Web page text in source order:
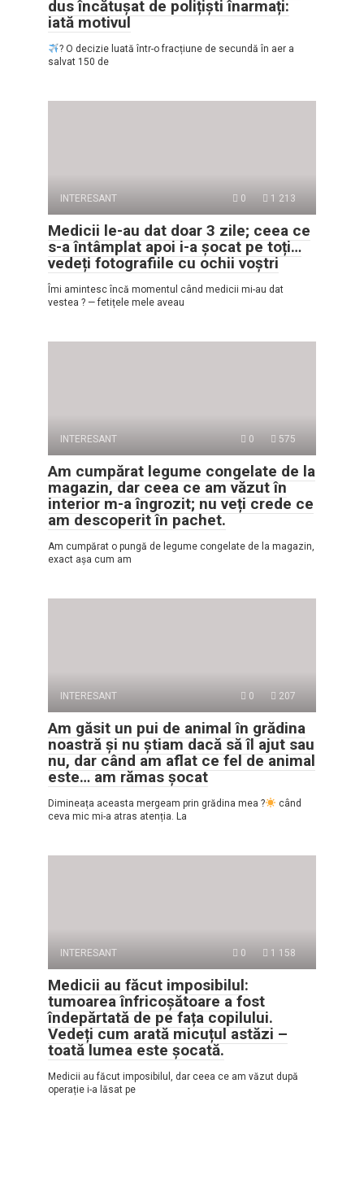
dus încătușat de polițiști înarmați:
iată motivul
? O decizie luată într-o fracțiune de secundă în aer a
salvat 150 de
INTERESANT 0 1 213
Medicii le-au dat doar 3 zile; ceea ce
s-a întâmplat apoi i-a șocat pe toți…
vedeți fotografiile cu ochii voștri
Îmi amintesc încă momentul când medicii mi-au dat
vestea ? — fetițele mele aveau
INTERESANT 0 575
Am cumpărat legume congelate de la
magazin, dar ceea ce am văzut în
interior m-a îngrozit; nu veți crede ce
am descoperit în pachet.
Am cumpărat o pungă de legume congelate de la magazin,
exact așa cum am
INTERESANT 0 207
Am găsit un pui de animal în grădina
noastră și nu știam dacă să îl ajut sau
nu, dar când am aflat ce fel de animal
este… am rămas șocat
Dimineața aceasta mergeam prin grădina mea ?
când
ceva mic mi-a atras atenția. La
INTERESANT 0 1 158
Medicii au făcut imposibilul:
tumoarea înfricoșătoare a fost
îndepărtată de pe fața copilului.
Vedeți cum arată micuțul astăzi –
toată lumea este șocată.
Medicii au făcut imposibilul, dar ceea ce am văzut după
operație i-a lăsat pe